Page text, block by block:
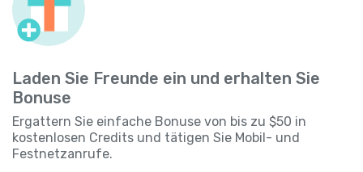
Laden Sie Freunde ein und erhalten Sie
Bonuse
Ergattern Sie einfache Bonuse von bis zu $50 in
kostenlosen Credits und tätigen Sie Mobil- und
Festnetzanrufe.